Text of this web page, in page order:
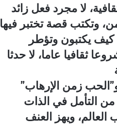
لا مجرد فعل زائد
وتكتب قصة تختبر فيها
كيف يكتبون وتؤطر
ثقافيا عاما، لا حدثا
زمن الإرهاب”
من التأمل في الذات
العالم، ويهز العنف